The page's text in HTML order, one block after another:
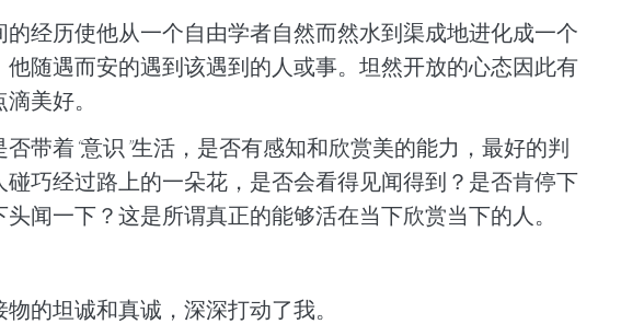
经历使他从一个自由学者自然而然水到渠成地进化成一个
他随遇而安的遇到该遇到的人或事。坦然开放的心态因此有
美好。
否带着“意识 ”生活，是否有感知和欣赏美的能力，最好的判
碰巧经过路上的一朵花，是否会看得见闻得到？是否肯停下
闻一下？这是所谓真正的能够活在当下欣赏当下的人。
的坦诚和真诚，深深打动了我。